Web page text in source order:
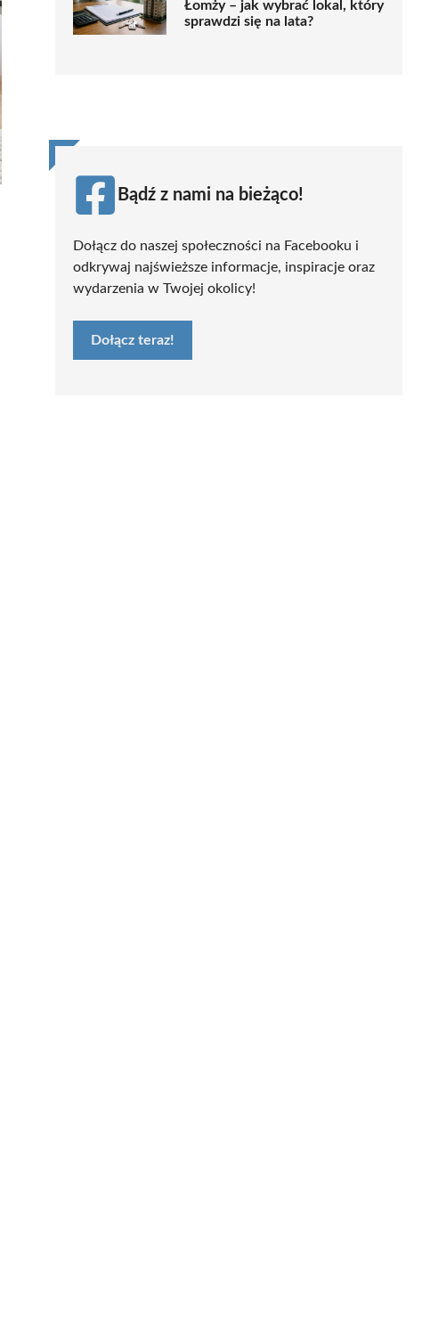
Łomży – jak wybrać lokal, który
sprawdzi się na lata?
Bądź z nami na bieżąco!
Dołącz do naszej społeczności na Facebooku i
odkrywaj najświeższe informacje, inspiracje oraz
wydarzenia w Twojej okolicy!
Dołącz teraz!